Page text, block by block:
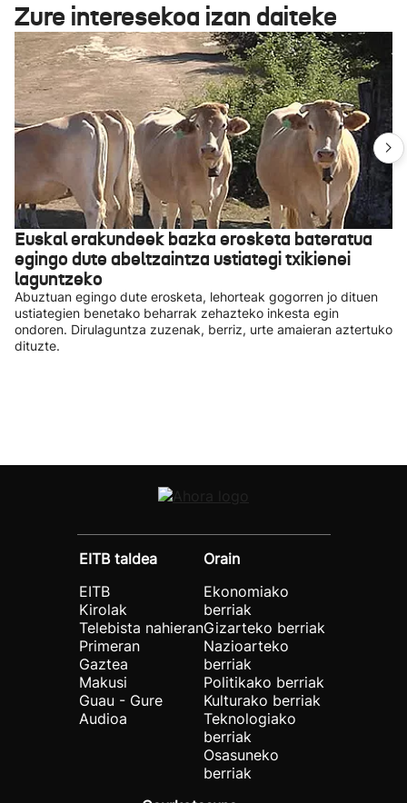
Zure interesekoa izan daiteke
Euskal erakundeek bazka erosketa bateratua
egingo dute abeltzaintza ustiategi txikienei
laguntzeko
Abuztuan egingo dute erosketa, lehorteak gogorren jo dituen
ustiategien benetako beharrak zehazteko inkesta egin
ondoren. Dirulaguntza zuzenak, berriz, urte amaieran aztertuko
dituzte.
EITB taldea
EITB
Kirolak
Telebista nahieran
Primeran
Gaztea
Makusi
Guau - Gure
Audioa
Orain
Ekonomiako
berriak
Gizarteko berriak
Nazioarteko
berriak
Politikako berriak
Kulturako berriak
Teknologiako
berriak
Osasuneko
berriak